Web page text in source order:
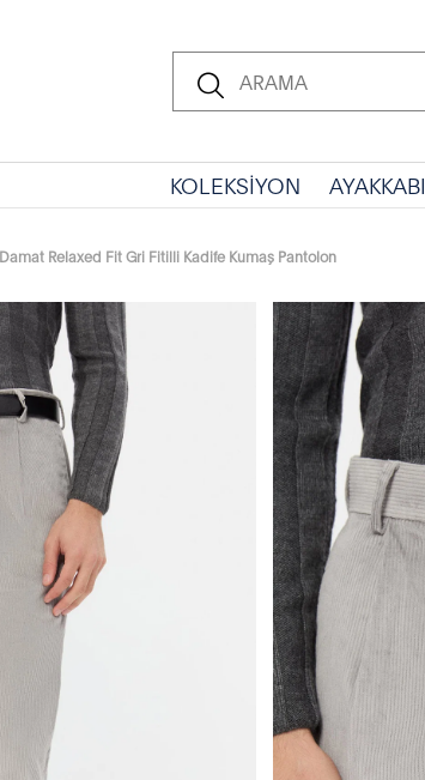
KOLEKSİYON AYAKKABI
Relaxed Fit Gri Fitilli Kadife Kumaş Pantolon